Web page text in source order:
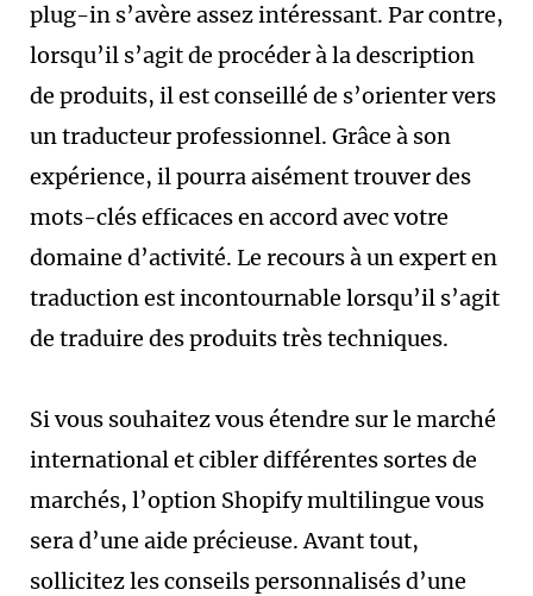
plug-in s’avère assez intéressant. Par contre,
lorsqu’il s’agit de procéder à la description
de produits, il est conseillé de s’orienter vers
un traducteur professionnel. Grâce à son
expérience, il pourra aisément trouver des
mots-clés efficaces en accord avec votre
domaine d’activité. Le recours à un expert en
traduction est incontournable lorsqu’il s’agit
de traduire des produits très techniques.
Si vous souhaitez vous étendre sur le marché
international et cibler différentes sortes de
marchés, l’option Shopify multilingue vous
sera d’une aide précieuse. Avant tout,
sollicitez les conseils personnalisés d’une